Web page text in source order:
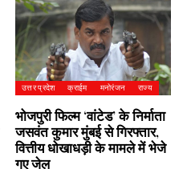
उत्तर प्रदेश क्राईम मनोरंजन राज्य
भोजपुरी फिल्म ‘वांटेड’ के निर्माता
जसवंत कुमार मुंबई से गिरफ्तार,
वित्तीय धोखाधड़ी के मामले में भेजे
गए जेल